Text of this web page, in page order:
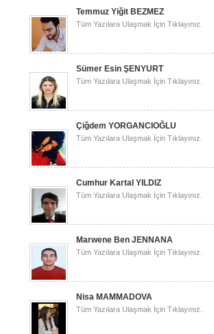
Temmuz Yiğit BEZMEZ
Tüm Yazılara Ulaşmak İçin Tıklayınız.
Sümer Esin ŞENYURT
Tüm Yazılara Ulaşmak İçin Tıklayınız.
Çiğdem YORGANCIOĞLU
Tüm Yazılara Ulaşmak İçin Tıklayınız.
Cumhur Kartal YILDIZ
Tüm Yazılara Ulaşmak İçin Tıklayınız.
Marwene Ben JENNANA
Tüm Yazılara Ulaşmak İçin Tıklayınız.
Nisa MAMMADOVA
Tüm Yazılara Ulaşmak İçin Tıklayınız.